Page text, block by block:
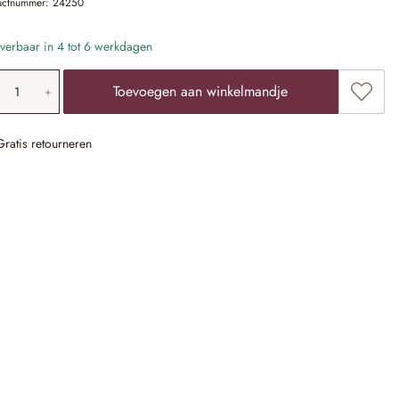
in 4 tot 6 werkdagen
voer de gewenste
Toevoegen aan winkelmandje
retourneren